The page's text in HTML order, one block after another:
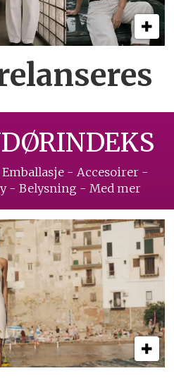
- Accesoirer -
- Belysning - Med mer